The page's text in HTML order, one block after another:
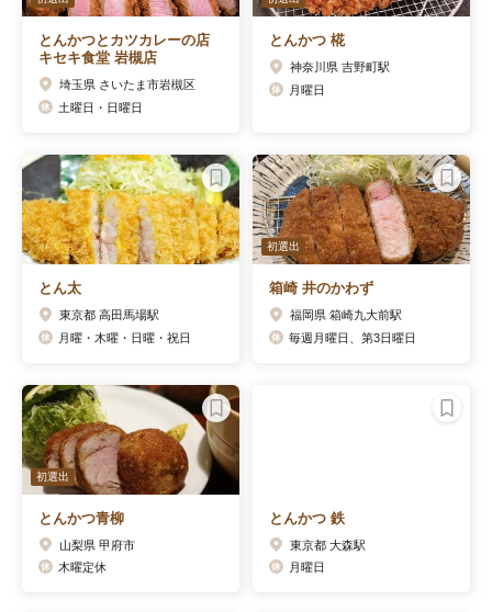
とんかつとカツカレーの店
キセキ食堂 岩槻店
埼玉県 さいたま市岩槻区
土曜日・日曜日
とんかつ 椛
神奈川県 吉野町駅
月曜日
とん太
東京都 高田馬場駅
月曜・木曜・日曜・祝日
初選出
箱崎 井のかわず
福岡県 箱崎九大前駅
毎週月曜日、第3日曜日
初選出
とんかつ青柳
山梨県 甲府市
木曜定休
とんかつ 鉄
東京都 大森駅
月曜日